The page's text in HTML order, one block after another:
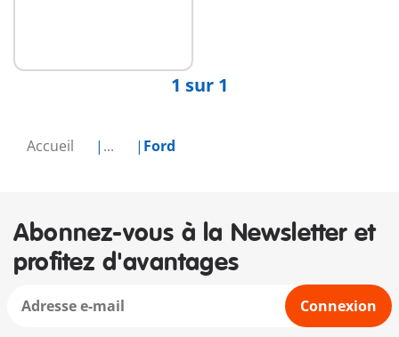
Accueil ... Ford
1 sur 1
Abonnez-vous à la Newsletter et
profitez d'avantages
Connexion